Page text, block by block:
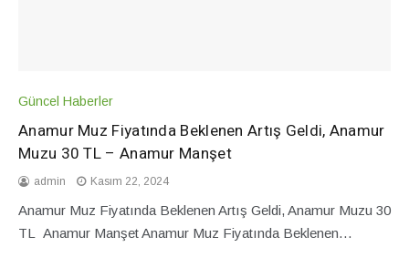
Güncel Haberler
Anamur Muz Fiyatında Beklenen Artış Geldi, Anamur
Muzu 30 TL – Anamur Manşet
admin Kasım 22, 2024
Anamur Muz Fiyatında Beklenen Artış Geldi, Anamur Muzu 30
TL Anamur Manşet Anamur Muz Fiyatında Beklenen…